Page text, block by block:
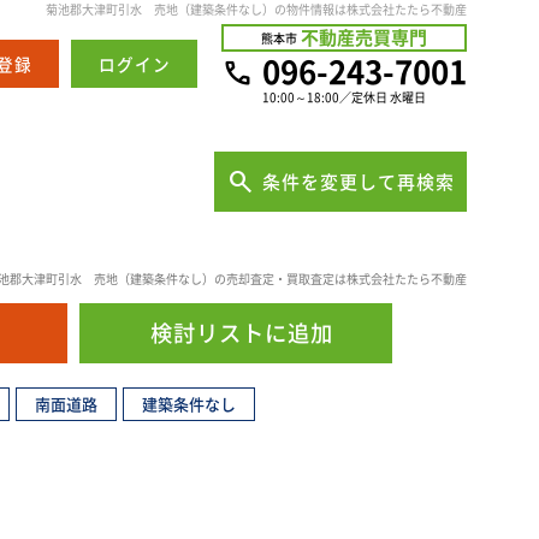
菊池郡大津町引水 売地（建築条件なし）の物件情報は株式会社たたら不動産
録 ログイン
熊本市 不動産売買専門
10:00～18:00／定休日 水曜日
096-243-7001
条件を変更して再検索
郡大津町引水 売地（建築条件なし）の売却査定・買取査定は株式会社たたら不動産
検討リストに追加
南面道路 建築条件なし